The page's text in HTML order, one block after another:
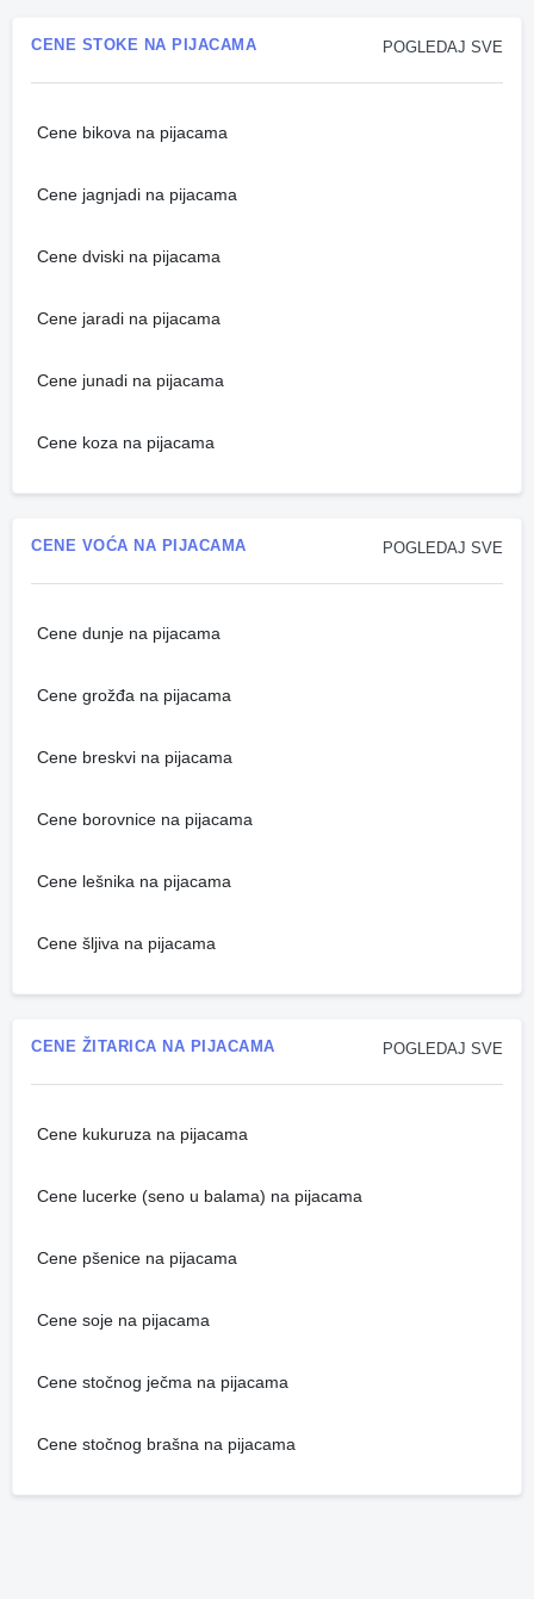
POGLEDAJ SVE
CENE STOKE NA PIJACAMA
Cene bikova na pijacama
Cene jagnjadi na pijacama
Cene dviski na pijacama
Cene jaradi na pijacama
Cene junadi na pijacama
Cene koza na pijacama
POGLEDAJ SVE
CENE VOĆA NA PIJACAMA
Cene dunje na pijacama
Cene grožđa na pijacama
Cene breskvi na pijacama
Cene borovnice na pijacama
Cene lešnika na pijacama
Cene šljiva na pijacama
POGLEDAJ SVE
CENE ŽITARICA NA PIJACAMA
Cene kukuruza na pijacama
Cene lucerke (seno u balama) na pijacama
Cene pšenice na pijacama
Cene soje na pijacama
Cene stočnog ječma na pijacama
Cene stočnog brašna na pijacama